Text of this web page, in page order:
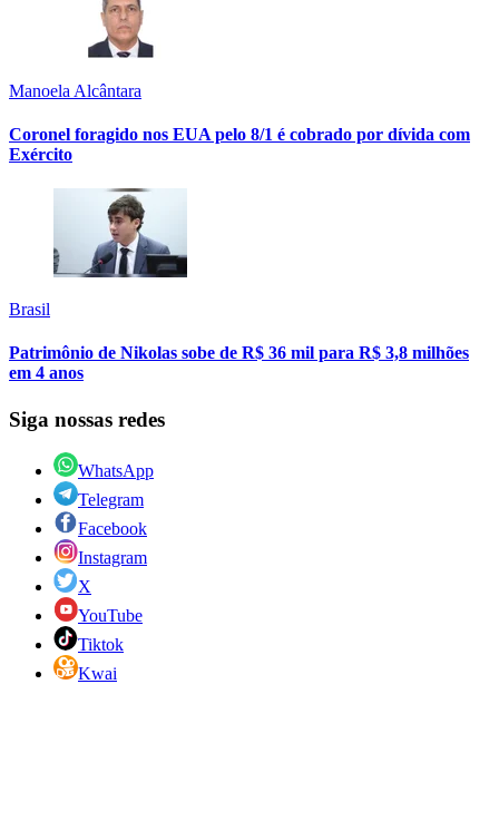
Manoela Alcântara
Coronel foragido nos EUA pelo 8/1 é cobrado por dívida com
Exército
Brasil
Patrimônio de Nikolas sobe de R$ 36 mil para R$ 3,8 milhões
em 4 anos
Siga nossas redes
WhatsApp
Telegram
Facebook
Instagram
X
YouTube
Tiktok
Kwai